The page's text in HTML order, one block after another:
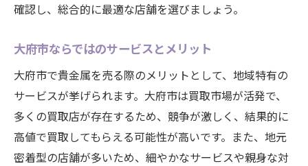
確認し、総合的に最適な店舗を選びましょう。
大府市ならではのサービスとメリット
大府市で貴金属を売る際のメリットとして、地域特有の
サービスが挙げられます。大府市は買取市場が活発で、
多くの買取店が存在するため、競争が激しく、結果的に
高値で買取してもらえる可能性が高いです。また、地元
密着型の店舗が多いため、細やかなサービスや親身な対